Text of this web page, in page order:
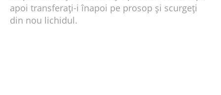
apoi transferați-i înapoi pe prosop și scurgeți
din nou lichidul.